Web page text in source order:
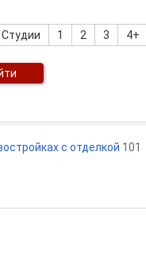
Студии 1 2 3 4+
с отделкой 101